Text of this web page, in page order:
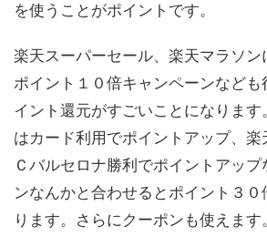
を使うことがポイントです。
楽天スーパーセール、楽天マラソン
ポイント１０倍キャンペーンなども
イント還元がすごいことになります
はカード利用でポイントアップ、楽
Ｃバルセロナ勝利でポイントアッ
ンなんかと合わせるとポイント３
ります。さらにクーポンも使えます。